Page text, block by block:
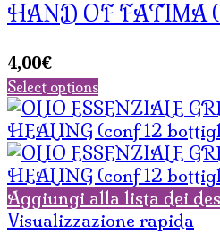
HAND OF FATIMA
4,00€
Select options
Aggiungi alla lista dei
Visualizzazione rapida